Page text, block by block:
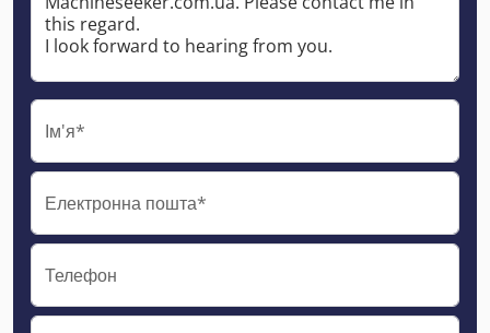
Ім'я*
Електронна пошта*
Телефон